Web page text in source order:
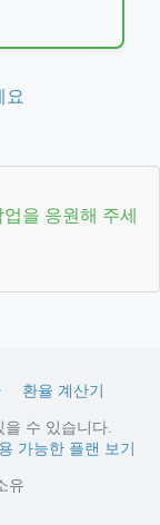
요
을 응원해 주세
환율 계산기
수 있습니다.
가능한 플랜 보기
유